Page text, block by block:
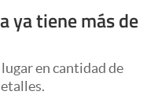
ya tiene más de
en cantidad de